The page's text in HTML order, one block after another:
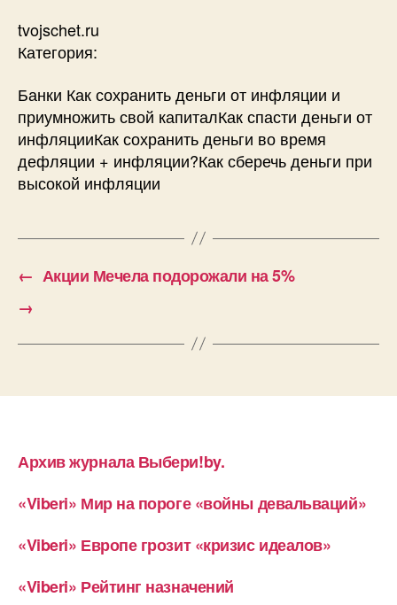
tvojschet.ru
Категория:
Банки Как сохранить деньги от инфляции и
приумножить свой капиталКак спасти деньги от
инфляцииКак сохранить деньги во время
дефляции + инфляции?Как сберечь деньги при
высокой инфляции
← Акции Мечела подорожали на 5%
→
Архив журнала Выбери!by.
«Viberi» Мир на пороге «войны девальваций»
«Viberi» Европе грозит «кризис идеалов»
«Viberi» Рейтинг назначений